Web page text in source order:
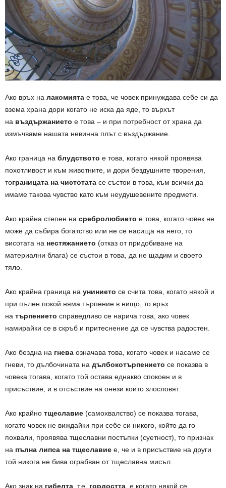
Ако връх на лакомията е това, че човек принуждава себе си да
взема храна дори когато не иска да яде, то върхът
на въздържанието е това – и при потребност от храна да
измъчваме нашата невинна плът с въздържание.
Ако граница на блудството е това, когато някой проявява
похотливост и към животните, и дори бездушните творения,
тограницата на чистотата се състои в това, към всички да
имаме такова чувство като към неудушевените предмети.
Ако крайна степен на сребролюбието е това, когато човек не
може да събира богатство или не се насища на него, то
висотата на нестяжанието (отказ от придобиване на
материални блага) се състои в това, да не щадим и своето
тяло.
Ако крайна граница на унинието се счита това, когато някой и
при пълен покой няма търпение в нищо, то връх
на търпението справедливо се нарича това, ако човек
намирайки се в скръб и притеснение да се чувства радостен.
Ако бездна на гнева означава това, когато човек и насаме се
гневи, то дълбочината на дълбокотърпението се показва в
човека тогава, когато той остава еднакво спокоен и в
присъствие, и в отсъствие на онези които злословят.
Ако крайно тщеславие (самохвалство) се показва тогава,
когато човек не виждайки при себе си никого, който да го
похвали, проявява тщеславни постъпки (суетност), то признак
на пълна липса на тщеславие е, че и в присъствие на други
той никога не бива ограбван от тщеславна мисъл.
Ако знак на гибелта , т.е. гордостта , е когато някой се